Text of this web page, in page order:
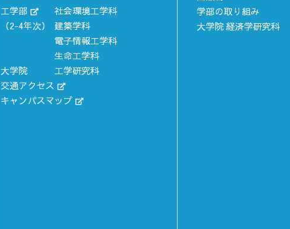
工学部
（2-4年次）
社会環境工学科
建築学科
電子情報工学科
生命工学科
大学院
工学研究科
交通アクセス
キャンパスマップ
学部の取り組み
大学院 経済学研究科